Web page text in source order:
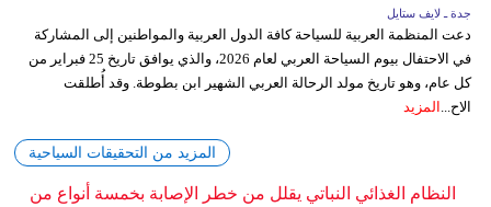
جدة ـ لايف ستايل
دعت المنظمة العربية للسياحة كافة الدول العربية والمواطنين إلى المشاركة
في الاحتفال بيوم السياحة العربي لعام 2026، والذي يوافق تاريخ 25 فبراير من
كل عام، وهو تاريخ مولد الرحالة العربي الشهير ابن بطوطة. وقد أُطلقت
الاح... المزيد
المزيد من التحقيقات السياحية
النظام الغذائي النباتي يقلل من خطر الإصابة بخمسة أنواع من